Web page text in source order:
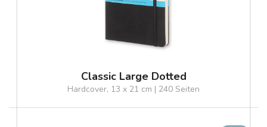
Classic Large Dotted
Hardcover, 13 x 21 cm | 240 Seiten